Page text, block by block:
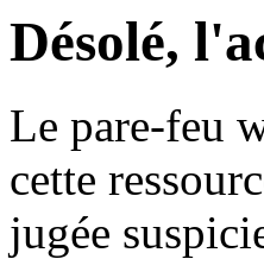
Désolé,
Le pare-feu
cette
jugée